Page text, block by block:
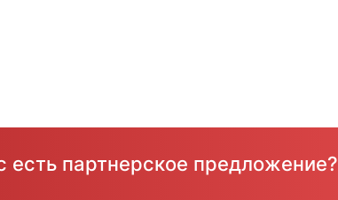
есть партнерское предложение?